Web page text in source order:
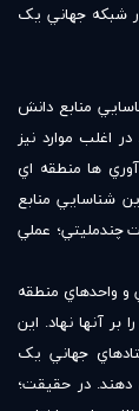
شبکه جهاني يک
منابع دانش
اغلب موارد نيز
ها منطقه اي
شناسايي منابع
چندمليتي؛ عملي
و واحدهاي منطقه
آنها نهاد. اين
جهاني يک
دهند. در حقيقت؛